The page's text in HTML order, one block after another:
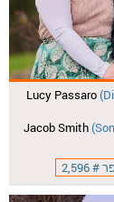
Lucy Passaro
Jacob Smith